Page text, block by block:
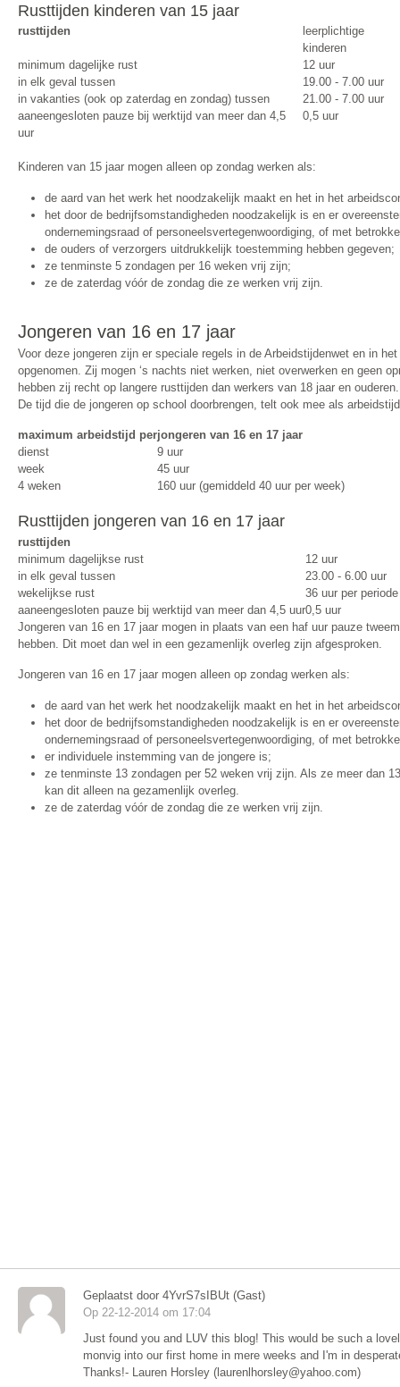
Rusttijden kinderen van 15 jaar
rusttijden
leerplichtige
kinderen
minimum dagelijke rust
12 uur
in elk geval tussen
19.00 - 7.00 uur
in vakanties (ook op zaterdag en zondag) tussen
21.00 - 7.00 uur
aaneengesloten pauze bij werktijd van meer dan 4,5
uur
0,5 uur
Kinderen van 15 jaar mogen alleen op zondag werken als:
de aard van het werk het noodzakelijk maakt en het in het
het door de bedrijfsomstandigheden noodzakelijk is en er
ondernemingsraad of personeelsvertegenwoordiging, of met
de ouders of verzorgers uitdrukkelijk toestemming hebben gegeven;
ze tenminste 5 zondagen per 16 weken vrij zijn;
ze de zaterdag vóór de zondag die ze werken vrij zijn.
Jongeren van 16 en 17 jaar
Voor deze jongeren zijn er speciale regels in de Arbeidstijdenwet en in
opgenomen. Zij mogen ‘s nachts niet werken, niet overwerken en geen
hebben zij recht op langere rusttijden dan werkers van 18 jaar en ouderen.
De tijd die de jongeren op school doorbrengen, telt ook mee als
maximum arbeidstijd perjongeren van 16 en 17 jaar
dienst
9 uur
week
45 uur
4 weken
160 uur (gemiddeld 40 uur per week)
Rusttijden jongeren van 16 en 17 jaar
rusttijden
minimum dagelijkse rust
12 uur
in elk geval tussen
23.00 - 6.00 uur
wekelijkse rust
36 uur per
aaneengesloten pauze bij werktijd van meer dan 4,5 uur0,5 uur
Jongeren van 16 en 17 jaar mogen in plaats van een haf uur pauze
hebben. Dit moet dan wel in een gezamenlijk overleg zijn afgesproken.
Jongeren van 16 en 17 jaar mogen alleen op zondag werken als:
de aard van het werk het noodzakelijk maakt en het in het
het door de bedrijfsomstandigheden noodzakelijk is en er
ondernemingsraad of personeelsvertegenwoordiging, of met
er individuele instemming van de jongere is;
ze tenminste 13 zondagen per 52 weken vrij zijn. Als ze meer dan
kan dit alleen na gezamenlijk overleg.
ze de zaterdag vóór de zondag die ze werken vrij zijn.
Geplaatst door 4YvrS7sIBUt (Gast)
Op 22-12-2014 om 17:04
Just found you and LUV this blog! This would be such a
monvig into our first home in mere weeks and I'm in
Thanks!- Lauren Horsley (laurenlhorsley@yahoo.com)